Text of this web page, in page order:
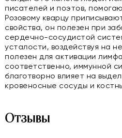
писателей и поэтов,
Розовому кварцу
свойства, он полезен при
сердечно-сосудистой
усталости, воздействуя на
полезен для активации
соответственно, иммунной
благотворно влияет на
кровеносные сосуды и
Отзывы